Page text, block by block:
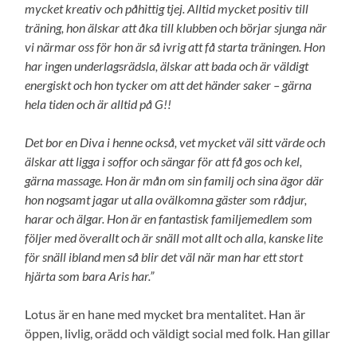
mycket kreativ och påhittig tjej. Alltid mycket positiv till
träning, hon älskar att åka till klubben och börjar sjunga när
vi närmar oss för hon är så ivrig att få starta träningen. Hon
har ingen underlagsrädsla, älskar att bada och är väldigt
energiskt och hon tycker om att det händer saker – gärna
hela tiden och är alltid på G!!
Det bor en Diva i henne också, vet mycket väl sitt värde och
älskar att ligga i soffor och sängar för att få gos och kel,
gärna massage. Hon är mån om sin familj och sina ägor där
hon nogsamt jagar ut alla ovälkomna gäster som rådjur,
harar och älgar. Hon är en fantastisk familjemedlem som
följer med överallt och är snäll mot allt och alla, kanske lite
för snäll ibland men så blir det väl när man har ett stort
hjärta som bara Aris har.”
Lotus är en hane med mycket bra mentalitet. Han är
öppen, livlig, orädd och väldigt social med folk. Han gillar